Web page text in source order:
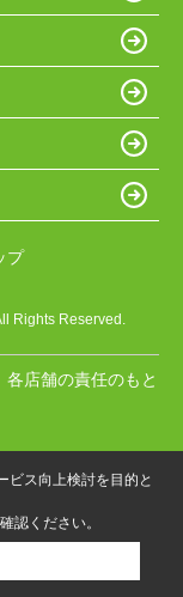
プ
Rights Reserved.
店舗の責任のもと
ビス向上検討を目的と
認ください。